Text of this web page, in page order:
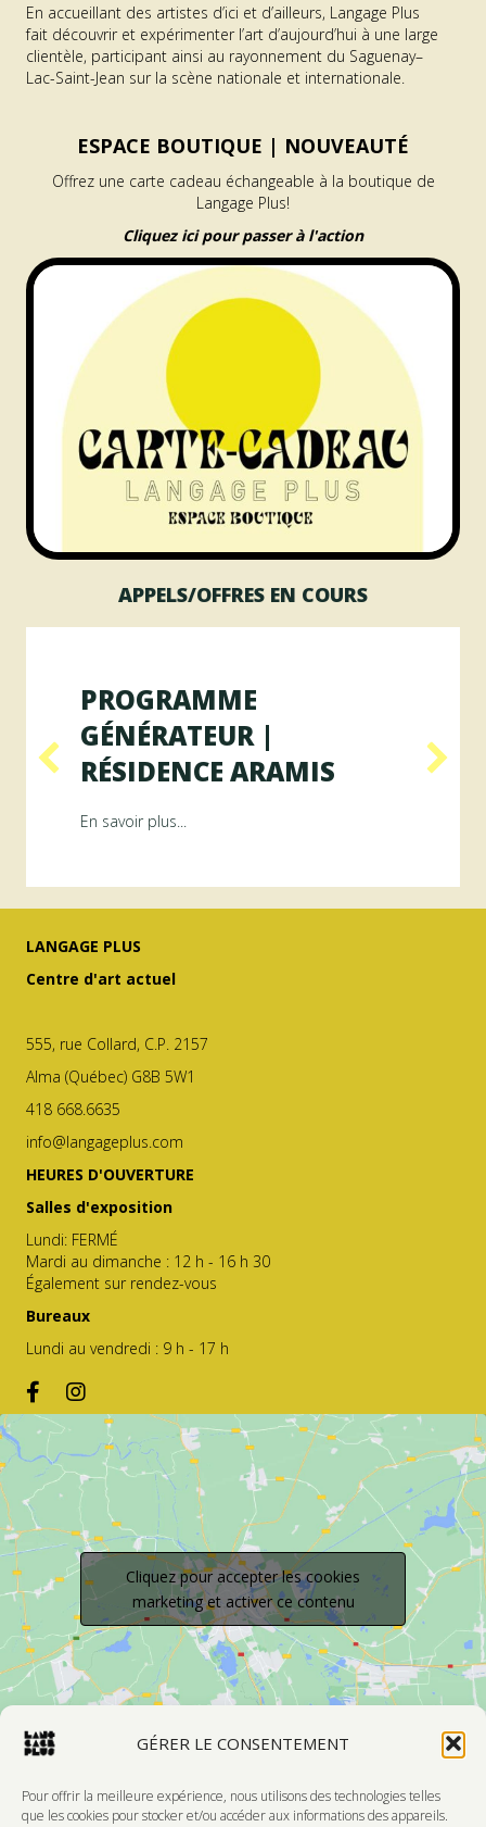
GÉRER LE CONSENTEMENT
Pour offrir la meilleure expérience, nous utilisons des technologies telles
que les cookies pour stocker et/ou accéder aux informations des appareils.
En accueillant des artistes d’ici et d’ailleurs, Langage Plus
fait découvrir et expérimenter l’art d’aujourd’hui à une large
clientèle, participant ainsi au rayonnement du Saguenay–
Lac-Saint-Jean sur la scène nationale et internationale.
ESPACE BOUTIQUE | NOUVEAUTÉ
Offrez une carte cadeau échangeable à la boutique de
Langage Plus!
Cliquez ici pour passer à l'action
APPELS/OFFRES EN COURS
RAYON
PROGRAMME
GÉNÉRATEUR |
RÉSIDENCE ARAMIS
En savoir plus...
LANGAGE PLUS
Centre d'art actuel
555, rue Collard, C.P. 2157
Alma (Québec) G8B 5W1
418 668.6635
info@langageplus.com
HEURES D'OUVERTURE
Salles d'exposition
Lundi: FERMÉ
Mardi au dimanche : 12 h - 16 h 30
Également sur rendez-vous
Bureaux
Lundi au vendredi : 9 h - 17 h
Cliquez pour accepter les cookies
marketing et activer ce contenu